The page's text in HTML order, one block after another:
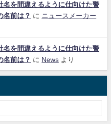
名を間違えるように仕向けた警
名前は？ に ニュースメーカー
名を間違えるように仕向けた警
名前は？ に News より